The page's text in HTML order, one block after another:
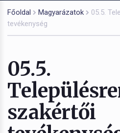
Főoldal Magyarázatok
05.5.
tevékenység
05.5.
szakértői